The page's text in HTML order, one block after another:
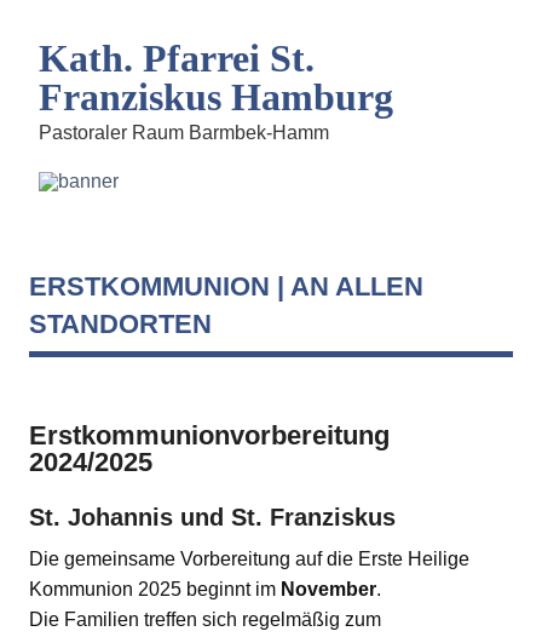
Kath. Pfarrei St.
Franziskus Hamburg
Pastoraler Raum Barmbek-Hamm
ERSTKOMMUNION | AN ALLEN
STANDORTEN
Erstkommunionvorbereitung
2024/2025
St. Johannis und St. Franziskus
Die gemeinsame Vorbereitung auf die Erste Heilige
Kommunion 2025 beginnt im November.
Die Familien treffen sich regelmäßig zum